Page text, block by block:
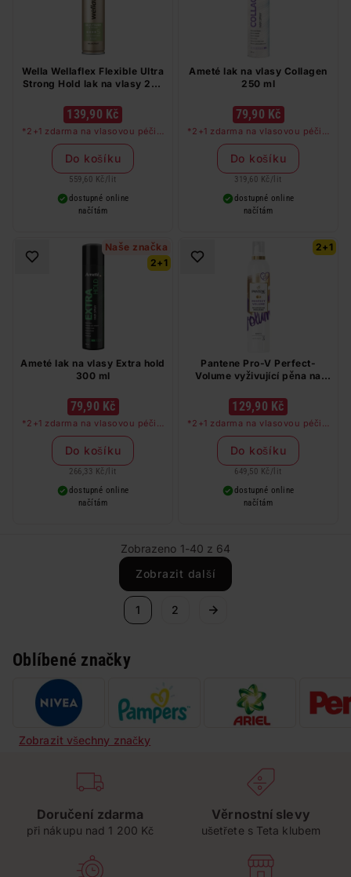
Wella Wellaflex Flexible Ultra
Strong Hold lak na vlasy 250
139,90 Kč
*2+1 zdarma na vlasovou péči v
libovolné kombinaci, nejlevnější
produkt zdarma. Neplatí na
barvy na vlasy a cestovní balení.
Do košíku
559,60 Kč / lit
dostupné online
načítám
Ameté lak na vlasy Collagen
250 ml
79,90 Kč
*2+1 zdarma na vlasovou péči v
libovolné kombinaci, nejlevnější
produkt zdarma. Neplatí na
barvy na vlasy a cestovní balení.
Do košíku
319,60 Kč / lit
dostupné online
načítám
Naše značka
2+1
Ameté lak na vlasy Extra hold
300 ml
79,90 Kč
*2+1 zdarma na vlasovou péči v
libovolné kombinaci, nejlevnější
produkt zdarma. Neplatí na
barvy na vlasy a cestovní balení.
Do košíku
266,33 Kč / lit
dostupné online
načítám
2+1
Pantene Pro-V Perfect-
Volume vyživující pěna na
tepla s biotinem 200 ml
129,90 Kč
*2+1 zdarma na vlasovou péči v
libovolné kombinaci, nejlevnější
produkt zdarma. Neplatí na
barvy na vlasy a cestovní balení.
Do košíku
649,50 Kč / lit
dostupné online
načítám
Zobrazeno 1-40 z 64
Zobrazit další
1 2
Oblíbené značky
Zobrazit všechny značky
Doručení zdarma
při nákupu nad 1 200 Kč
Věrnostní slevy
ušetřete s Teta klubem